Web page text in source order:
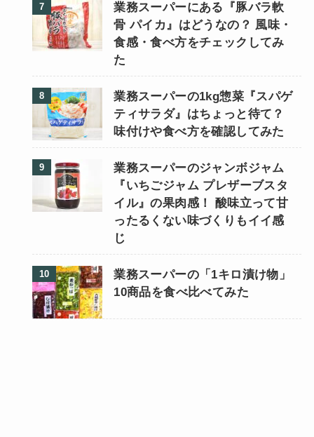
業務スーパーにある『豚バラ軟
骨 パイカ』はどうなの？ 風味・
食感・食べ方をチェックしてみ
た
業務スーパーの1kg惣菜『スパゲ
ティサラダ』はちょっと待て？
味付けや食べ方を確認してみた
業務スーパーのジャンボジャム
『いちごジャム プレザーブスタ
イル』の果肉感！ 酸味立って甘
ったるくない味づくりもイイ感
じ
業務スーパーの「1キロ漬け物」
10商品を食べ比べてみた